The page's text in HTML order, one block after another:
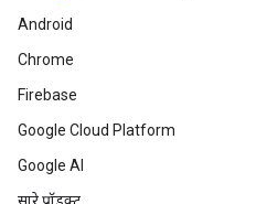
Android
Chrome
Firebase
Google Cloud Platform
Google AI